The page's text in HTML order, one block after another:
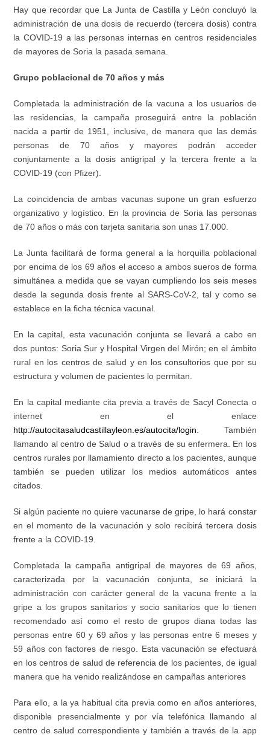
Hay que recordar que La Junta de Castilla y León concluyó la
administración de una dosis de recuerdo (tercera dosis) contra
la COVID-19 a las personas internas en centros residenciales
de mayores de Soria la pasada semana.
Grupo poblacional de 70 años y más
Completada la administración de la vacuna a los usuarios de
las residencias, la campaña proseguirá entre la población
nacida a partir de 1951, inclusive, de manera que las demás
personas de 70 años y mayores podrán acceder
conjuntamente a la dosis antigripal y la tercera frente a la
COVID-19 (con Pfizer).
La coincidencia de ambas vacunas supone un gran esfuerzo
organizativo y logístico. En la provincia de Soria las personas
de 70 años o más con tarjeta sanitaria son unas 17.000.
La Junta facilitará de forma general a la horquilla poblacional
por encima de los 69 años el acceso a ambos sueros de forma
simultánea a medida que se vayan cumpliendo los seis meses
desde la segunda dosis frente al SARS-CoV-2, tal y como se
establece en la ficha técnica vacunal.
En la capital, esta vacunación conjunta se llevará a cabo en
dos puntos: Soria Sur y Hospital Virgen del Mirón; en el ámbito
rural en los centros de salud y en los consultorios que por su
estructura y volumen de pacientes lo permitan.
En la capital mediante cita previa a través de Sacyl Conecta o
internet en el enlace
http://autocitasaludcastillayleon.es/autocita/login. También
llamando al centro de Salud o a través de su enfermera. En los
centros rurales por llamamiento directo a los pacientes, aunque
también se pueden utilizar los medios automáticos antes
citados.
Si algún paciente no quiere vacunarse de gripe, lo hará constar
en el momento de la vacunación y solo recibirá tercera dosis
frente a la COVID-19.
Completada la campaña antigripal de mayores de 69 años,
caracterizada por la vacunación conjunta, se iniciará la
administración con carácter general de la vacuna frente a la
gripe a los grupos sanitarios y socio sanitarios que lo tienen
recomendado así como el resto de grupos diana todas las
personas entre 60 y 69 años y las personas entre 6 meses y
59 años con factores de riesgo. Esta vacunación se efectuará
en los centros de salud de referencia de los pacientes, de igual
manera que ha venido realizándose en campañas anteriores
Para ello, a la ya habitual cita previa como en años anteriores,
disponible presencialmente y por vía telefónica llamando al
centro de salud correspondiente y también a través de la app